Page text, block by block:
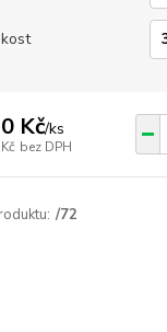
Kč/ks
bez DPH
/72